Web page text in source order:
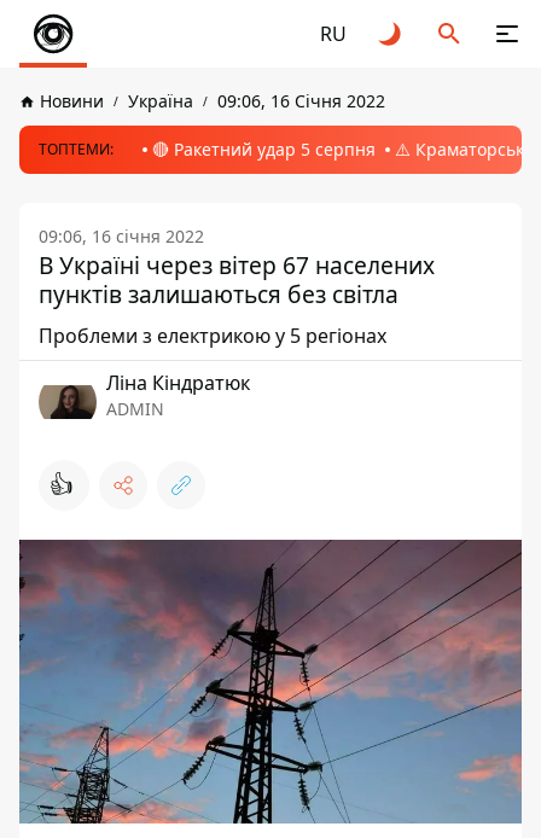
RU
Новини Україна 09:06, 16 Січня 2022
ТОПТЕМИ: 🔴 Ракетний удар 5 серпня ⚠️ Краматорськ,
09:06, 16 січня 2022
В Україні через вітер 67 населених
пунктів залишаються без світла
Проблеми з електрикою у 5 регіонах
Ліна Кіндратюк
ADMIN
👍